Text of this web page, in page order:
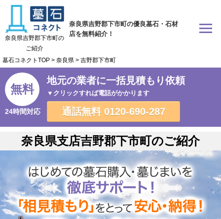
奈良県吉野郡下市町の優良墓石・石材
店を無料紹介！
奈良県吉野郡下市町の
ご紹介
墓石コネクトTOP > 奈良県 > 吉野郡下市町
無料
24時間対応
地元の業者に一括見積もり依頼
▼クリックすれば電話がかかります
通話無料 0120-690-287
奈良県支店吉野郡下市町のご紹介